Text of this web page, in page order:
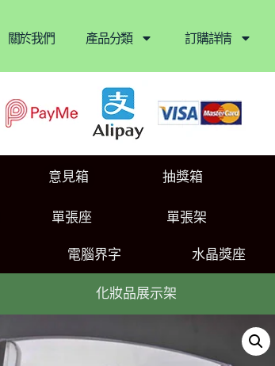
關於我們 產品分類 訂購詳情
意見箱 抽獎箱
單張座 單張架
電腦界字 水晶獎座
化妝品展示架